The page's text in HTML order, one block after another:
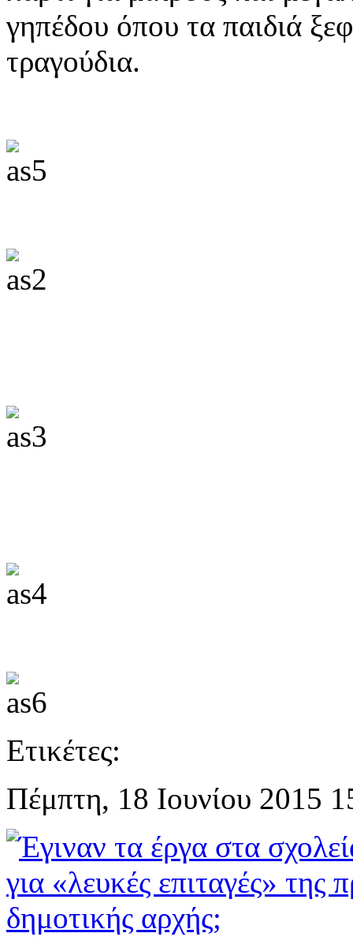
γηπέδου όπου τα παιδιά
τραγούδια.
Ετικέτες:
Πέμπτη, 18 Ιουνίου 2015